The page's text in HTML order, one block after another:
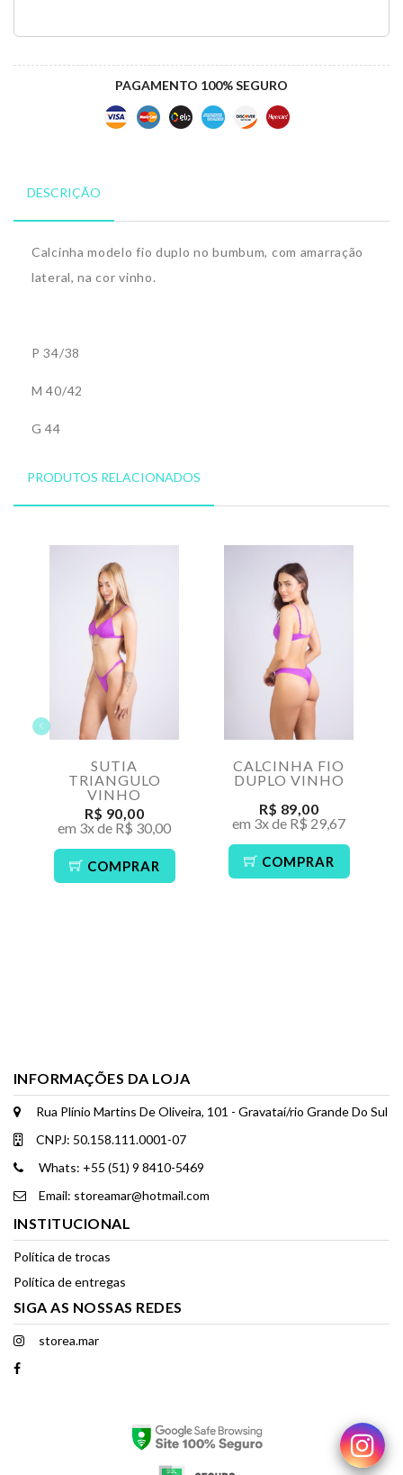
PAGAMENTO 100% SEGURO
DESCRIÇÃO
Calcinha modelo fio duplo no bumbum, com amarração
lateral, na cor vinho.
P 34/38
M 40/42
G 44
PRODUTOS RELACIONADOS
SUTIA
TRIANGULO
VINHO
R$ 90,00
em 3x de R$ 30,00
COMPRAR
CALCINHA FIO
DUPLO VINHO
R$ 89,00
em 3x de R$ 29,67
COMPRAR
INFORMAÇÕES DA LOJA
Rua Plínio Martins De Oliveira, 101 - Gravataí/rio Grande Do Sul
CNPJ: 50.158.111.0001-07
Whats: +55 (51) 9 8410-5469
Email: storeamar@hotmail.com
INSTITUCIONAL
Política de trocas
Política de entregas
SIGA AS NOSSAS REDES
storea.mar